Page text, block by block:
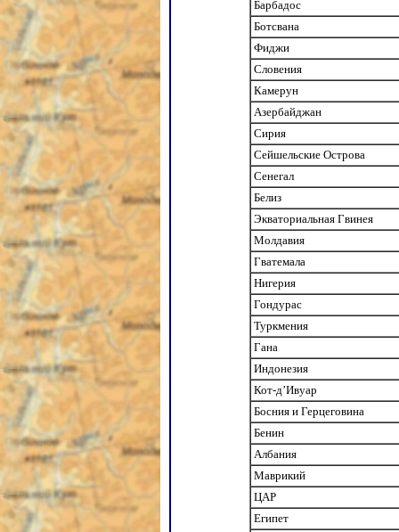
Барбадос
Ботсвана
Фиджи
Словения
Камерун
Азербайджан
Сирия
Сейшельские Острова
Сенегал
Белиз
Экваториальная Гвинея
Молдавия
Гватемала
Нигерия
Гондурас
Туркмения
Гана
Индонезия
Кот-д’Ивуар
Босния и Герцеговина
Бенин
Албания
Маврикий
ЦАР
Египет